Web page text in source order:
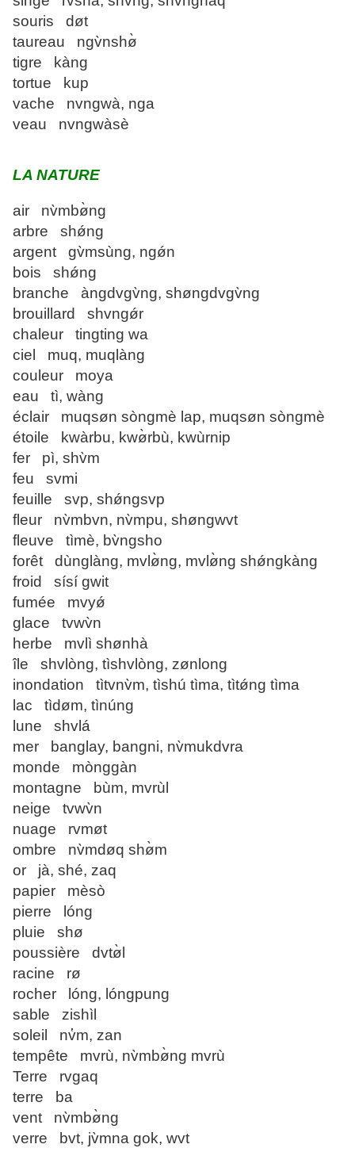
souris døt
taureau ngv̀nshø̀
tigre kàng
tortue kup
vache nvngwà, nga
veau nvngwàsè
LA NATURE
air nv̀mbø̀ng
arbre shǿng
argent gv̀msùng, ngǿn
bois shǿng
branche àngdvgv̀ng, shøngdvgv̀ng
brouillard shvngǿr
chaleur tingting wa
ciel muq, muqlàng
couleur moya
eau tì, wàng
éclair muqsøn sòngmè lap, muqsøn sòngmè
étoile kwàrbu, kwø̀rbù, kwùrnip
fer pì, shv̀m
feu svmi
feuille svp, shǿngsvp
fleur nv̀mbvn, nv̀mpu, shøngwvt
fleuve tìmè, bv̀ngsho
forêt dùnglàng, mvlø̀ng, mvlø̀ng shǿngkàng
froid sísí gwit
fumée mvyǿ
glace tvwv̀n
herbe mvlì shønhà
île shvlòng, tìshvlòng, zønlong
inondation tìtvnv̀m, tìshú tìma, tìtǿng tìma
lac tìdøm, tìnúng
lune shvlá
mer banglay, bangni, nv̀mukdvra
monde mònggàn
montagne bùm, mvrùl
neige tvwv̀n
nuage rvmøt
ombre nv̀mdøq shø̀m
or jà, shé, zaq
papier mèsò
pierre lóng
pluie shø
poussière dvtø̀l
racine rø
rocher lóng, lóngpung
sable zishìl
soleil nv̔m, zan
tempête mvrù, nv̀mbø̀ng mvrù
Terre rvgaq
terre ba
vent nv̀mbø̀ng
verre bvt, jv̀mna gok, wvt